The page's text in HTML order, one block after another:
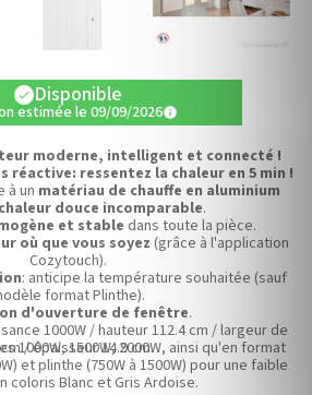
check Disponible
estimée le 09/09/2026info
moderne, intelligent et connecté !
réactive: ressentez la chaleur en 5 min !
à un matériau de chauffe en aluminium
chaleur douce incomparable.
et stable dans toute la pièce.
où que vous soyez (grâce à l'application
Cozytouch).
: anticipe la température souhaitée (sauf
format Plinthe).
d'ouverture de fenêtre.
1000W / hauteur 112.4 cm / largeur de
/ épaisseur 14.9 cm.
1000W, 1500W, 2000W, ainsi qu'en format
et plinthe (750W à 1500W) pour une faible
coloris Blanc et Gris Ardoise.